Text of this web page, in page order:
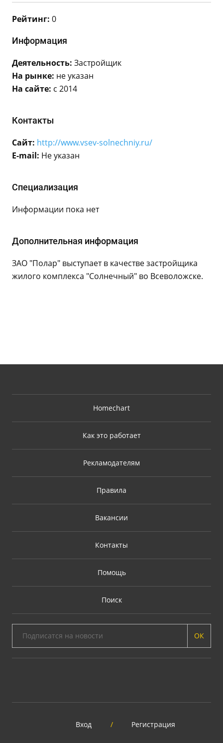
Рейтинг: 0
Информация
Деятельность: Застройщик
На рынке: не указан
На сайте: с 2014
Контакты
Сайт: http://www.vsev-solnechniy.ru/
E-mail: Не указан
Специализация
Информации пока нет
Дополнительная информация
ЗАО "Полар" выступает в качестве застройщика
жилого комплекса "Солнечный" во Всеволожске.
Homechart
Как это работает
Рекламодателям
Правила
Вакансии
Контакты
Помощь
Поиск
ОК
Вход / Регистрация